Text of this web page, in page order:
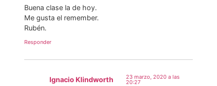
Buena clase la de hoy.
Me gusta el remember.
Rubén.
Responder
Ignacio Klindworth
23 marzo, 2020 a las
20:27